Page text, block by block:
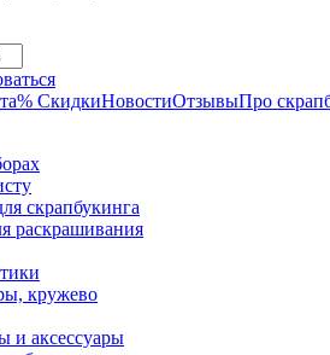
% СкидкиНовостиОтзывыПро
скрапбукинга
раскрашивания
кружево
и аксессуары